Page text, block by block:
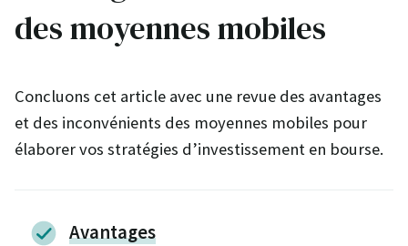
des moyennes mobiles
Concluons cet article avec une revue des avantages
et des inconvénients des moyennes mobiles pour
élaborer vos stratégies d’investissement en bourse.
Avantages